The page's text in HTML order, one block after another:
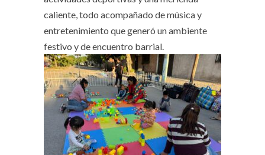
caliente, todo acompañado de música y
entretenimiento que generó un ambiente
festivo y de encuentro barrial.